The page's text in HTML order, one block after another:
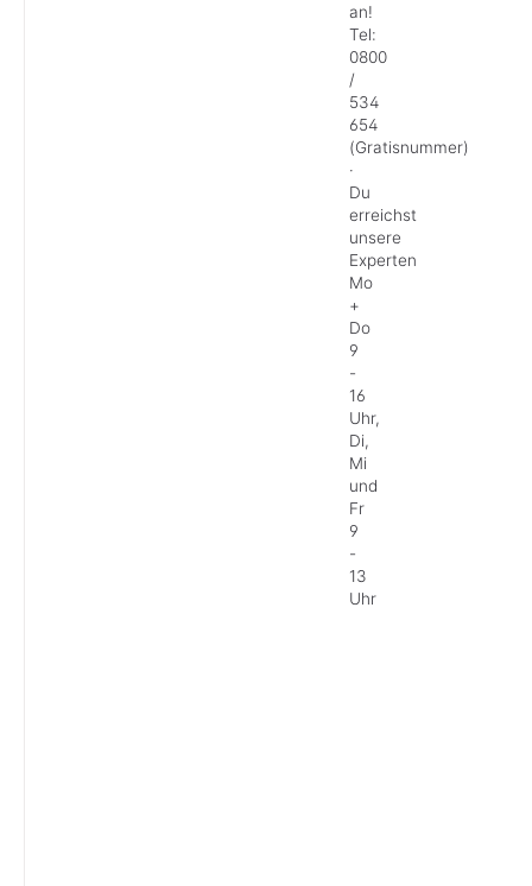
an!
Tel:
0800
/
534
654
(Gratisnummer)
·
Du
erreichst
unsere
Experten
Mo
+
Do
9
-
16
Uhr,
Di,
Mi
und
Fr
9
-
13
Uhr